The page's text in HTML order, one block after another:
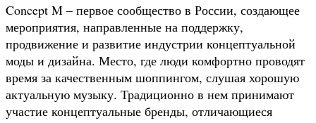
Concept M – первое сообщество в России, создающее
мероприятия, направленные на поддержку,
продвижение и развитие индустрии концептуальной
моды и дизайна. Место, где люди комфортно проводят
время за качественным шоппингом, слушая хорошую
актуальную музыку. Традиционно в нем принимают
участие концептуальные бренды, отличающиеся